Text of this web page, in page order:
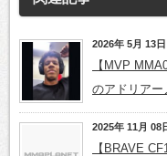
2026年 5月 13日
【MVP
のアドリアー
2025年 11月 08
【BRAVE